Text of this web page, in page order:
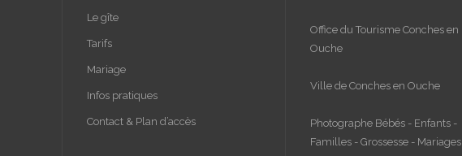
Le gîte
Tarifs
Mariage
Infos pratiques
Contact & Plan d’accès
Office du Tourisme Conches en
Ouche
Ville de Conches en Ouche
Photographe Bébés - Enfants -
Familles - Grossesse - Mariages